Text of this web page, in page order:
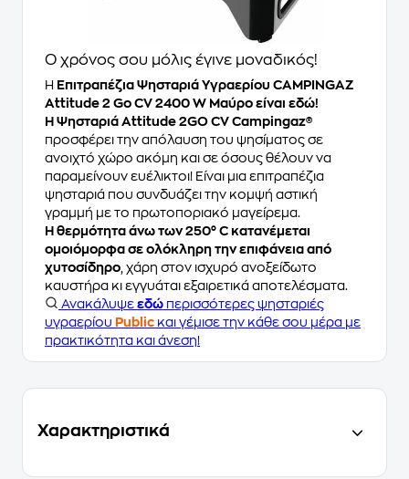
Ο χρόνος σου μόλις έγινε μοναδικός!
Η Επιτραπέζια Ψησταριά Υγραερίου CAMPINGAZ
Attitude 2 Go CV 2400 W Μαύρο είναι εδώ!
Η Ψησταριά Attitude 2GO CV Campingaz®
προσφέρει την απόλαυση του ψησίματος σε
ανοιχτό χώρο ακόμη και σε όσους θέλουν να
παραμείνουν ευέλικτοι! Είναι μια επιτραπέζια
ψησταριά που συνδυάζει την κομψή αστική
γραμμή με το πρωτοποριακό μαγείρεμα.
Η θερμότητα άνω των 250° C κατανέμεται
ομοιόμορφα σε ολόκληρη την επιφάνεια από
χυτοσίδηρο , χάρη στον ισχυρό ανοξείδωτο
καυστήρα κι εγγυάται εξαιρετικά αποτελέσματα.
Ανακάλυψε εδώ περισσότερες ψησταριές
υγραερίου Public και γέμισε την κάθε σου μέρα με
πρακτικότητα και άνεση!
Χαρακτηριστικά